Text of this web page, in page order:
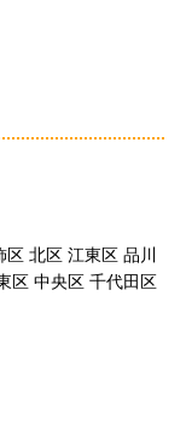
北区 江東区 品川
区 中央区 千代田区